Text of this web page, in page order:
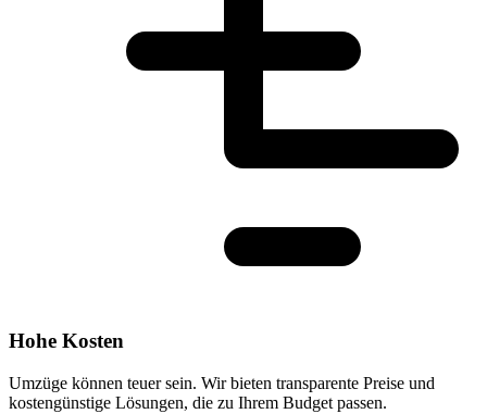
Hohe Kosten
Umzüge können teuer sein. Wir bieten transparente Preise und
kostengünstige Lösungen, die zu Ihrem Budget passen.